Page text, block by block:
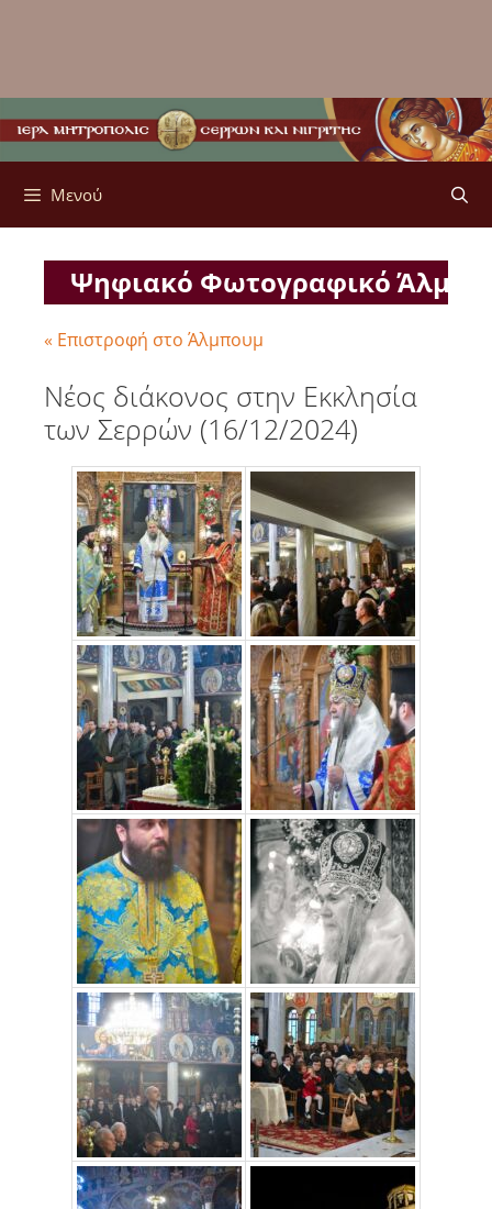
Μενού
Ψηφιακό Φωτογραφικό
« Επιστροφή στο Άλμπουμ
Νέος διάκονος στην Εκκλησία
των Σερρών (16/12/2024)